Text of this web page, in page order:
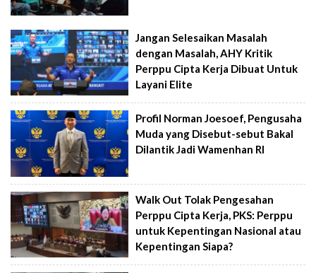
Jangan Selesaikan Masalah
dengan Masalah, AHY Kritik
Perppu Cipta Kerja Dibuat Untuk
Layani Elite
Profil Norman Joesoef, Pengusaha
Muda yang Disebut-sebut Bakal
Dilantik Jadi Wamenhan RI
Walk Out Tolak Pengesahan
Perppu Cipta Kerja, PKS: Perppu
untuk Kepentingan Nasional atau
Kepentingan Siapa?